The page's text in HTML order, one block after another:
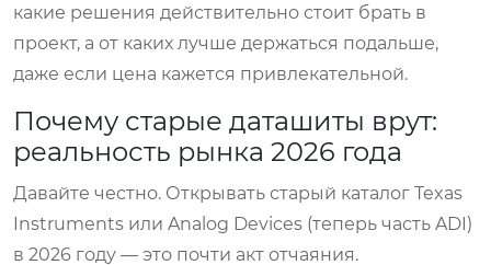
какие решения действительно стоит брать в
проект, а от каких лучше держаться подальше,
даже если цена кажется привлекательной.
Почему старые даташиты врут:
реальность рынка 2026 года
Давайте честно. Открывать старый каталог Texas
Instruments или Analog Devices (теперь часть ADI)
в 2026 году — это почти акт отчаяния.